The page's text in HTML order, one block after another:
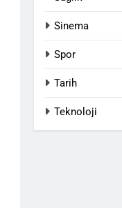
Sinema
Spor
Tarih
Teknoloji